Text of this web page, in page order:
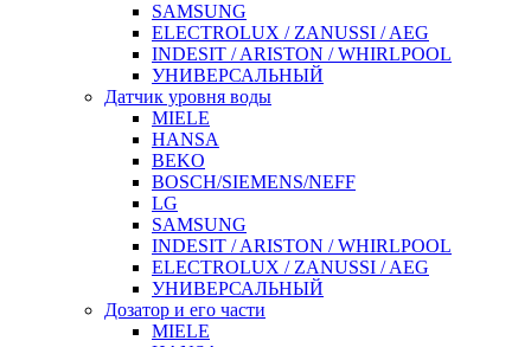
SAMSUNG
ELECTROLUX / ZANUSSI / AEG
INDESIT / ARISTON / WHIRLPOOL
УНИВЕРСАЛЬНЫЙ
Датчик уровня воды
MIELE
HANSA
BEKO
BOSCH/SIEMENS/NEFF
LG
SAMSUNG
INDESIT / ARISTON / WHIRLPOOL
ELECTROLUX / ZANUSSI / AEG
УНИВЕРСАЛЬНЫЙ
Дозатор и его части
MIELE